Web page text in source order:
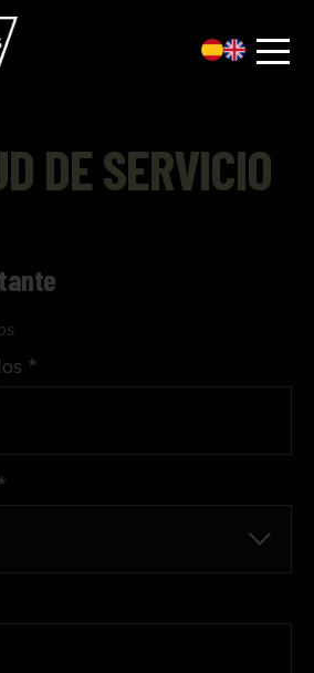
DE SERVICIO
*